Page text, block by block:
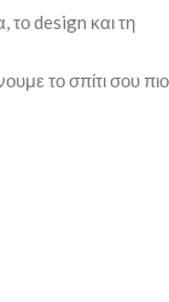
το design και τη
το σπίτι σου πιο